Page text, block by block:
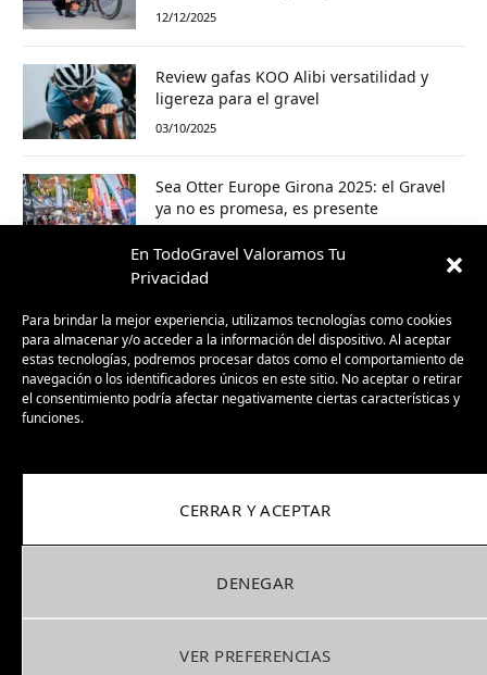
En TodoGravel Valoramos Tu
Privacidad
Para brindar la mejor experiencia, utilizamos tecnologías como cookies
para almacenar y/o acceder a la información del dispositivo. Al aceptar
estas tecnologías, podremos procesar datos como el comportamiento de
navegación o los identificadores únicos en este sitio. No aceptar o retirar
el consentimiento podría afectar negativamente ciertas características y
funciones.
CERRAR Y ACEPTAR
DENEGAR
VER PREFERENCIAS
12/12/2025
Review gafas KOO Alibi versatilidad y
ligereza para el gravel
03/10/2025
Sea Otter Europe Girona 2025: el Gravel
ya no es promesa, es presente
perderte (y encontrar caminos nuevos)
23/09/2025
FacebookX
InstagramPinterest